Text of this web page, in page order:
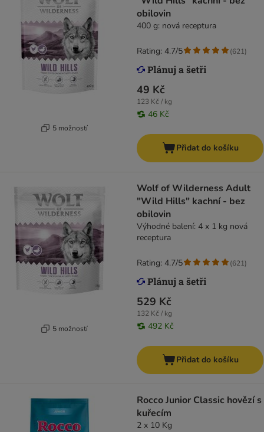
5 možností
obilovin
400 g: nová receptura
49 Kč
123 Kč / kg
46 Kč
Rating: 4.7/5 (621)
Přidat do košíku
5 možností
Wolf of Wilderness Adult
"Wild Hills" kachní - bez
obilovin
Výhodné balení: 4 x 1 kg nová
receptura
529 Kč
132 Kč / kg
492 Kč
Rating: 4.7/5 (621)
Přidat do košíku
Rocco Junior Classic hovězí s
kuřecím
2 x 10 Kg